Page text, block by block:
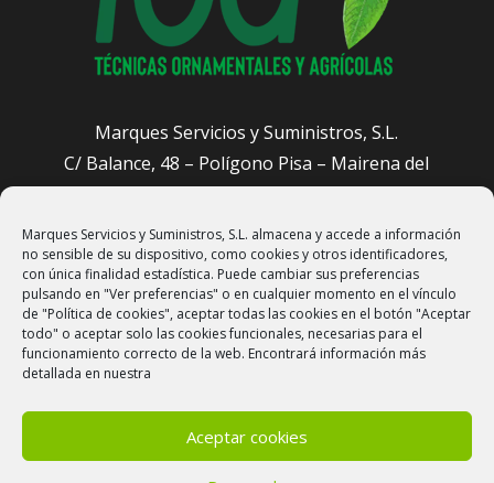
Marques Servicios y Suministros, S.L. almacena y accede a información
no sensible de su dispositivo, como cookies y otros identificadores,
con única finalidad estadística. Puede cambiar sus preferencias
pulsando en "Ver preferencias" o en cualquier momento en el vínculo
de "Política de cookies", aceptar todas las cookies en el botón "Aceptar
todo" o aceptar solo las cookies funcionales, necesarias para el
funcionamiento correcto de la web. Encontrará información más
detallada en nuestra
Aceptar cookies
Marques Servicios y Suministros, S.L.
C/ Balance, 48 – Polígono Pisa – Mairena del
Aljarafe (Sevilla)
administracion@sevillajardineros.com
658 905 601